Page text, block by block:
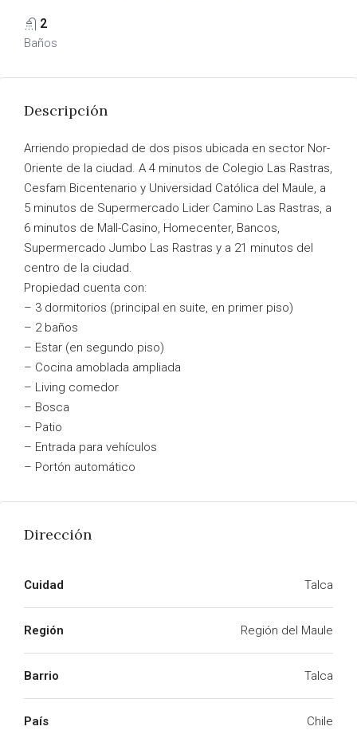
2
Baños
Descripción
Arriendo propiedad de dos pisos ubicada en sector Nor-
Oriente de la ciudad. A 4 minutos de Colegio Las Rastras,
Cesfam Bicentenario y Universidad Católica del Maule, a
5 minutos de Supermercado Lider Camino Las Rastras, a
6 minutos de Mall-Casino, Homecenter, Bancos,
Supermercado Jumbo Las Rastras y a 21 minutos del
centro de la ciudad.
Propiedad cuenta con:
– 3 dormitorios (principal en suite, en primer piso)
– 2 baños
– Estar (en segundo piso)
– Cocina amoblada ampliada
– Living comedor
– Bosca
– Patio
– Entrada para vehículos
– Portón automático
Dirección
Cuidad Talca
Región Región del Maule
Barrio Talca
País Chile